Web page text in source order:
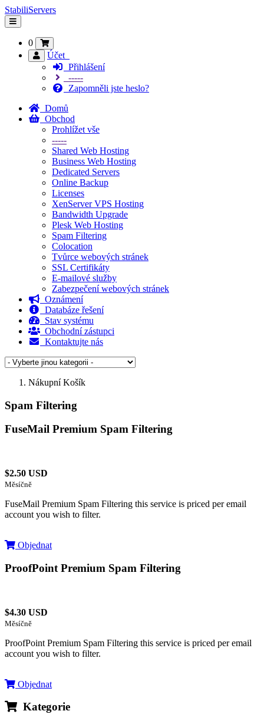
StabiliServers
Přepnout
navigaci
0
Účet
Přihlášení
-----
Zapomněli jste heslo?
Domů
Obchod
Prohlížet vše
-----
Shared Web Hosting
Business Web Hosting
Dedicated Servers
Online Backup
Licenses
XenServer VPS Hosting
Bandwidth Upgrade
Plesk Web Hosting
Spam Filtering
Colocation
Tvůrce webových stránek
SSL Certifikáty
E-mailové služby
Zabezpečení webových stránek
Oznámení
Databáze řešení
Stav systému
Obchodní zástupci
Kontaktujte nás
Nákupní Košík
Spam Filtering
FuseMail Premium Spam Filtering
$2.50 USD
Měsíčně
FuseMail Premium Spam Filtering this service is priced per email
account you wish to filter.
Objednat
ProofPoint Premium Spam Filtering
$4.30 USD
Měsíčně
ProofPoint Premium Spam Filtering this service is priced per email
account you wish to filter.
Objednat
Kategorie